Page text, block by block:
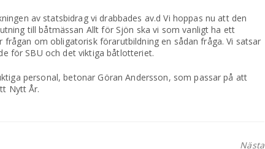
av statsbidrag vi drabbades av.d Vi hoppas nu att den
till båtmässan Allt för Sjön ska vi som vanligt ha ett
om obligatorisk förarutbildning en sådan fråga. Vi satsar
för SBU och det viktiga båtlotteriet.
personal, betonar Göran Andersson, som passar på att
Nytt År.
Nästa